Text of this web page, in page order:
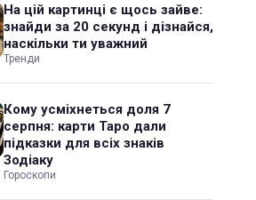
На цій картинці є щось зайве:
знайди за 20 секунд і дізнайся,
наскільки ти уважний
Тренди
Кому усміхнеться доля 7
серпня: карти Таро дали
підказки для всіх знаків
Зодіаку
Гороскопи